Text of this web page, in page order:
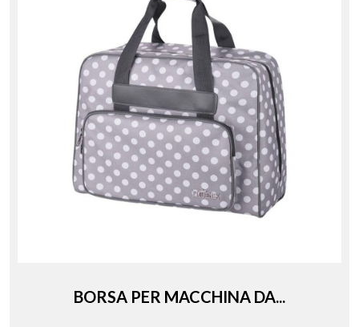
BORSA PER MACCHINA DA...